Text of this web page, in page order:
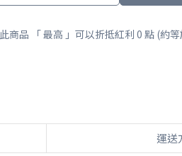
此商品 「 最高 」可以折抵紅利 0 點 (約
運送